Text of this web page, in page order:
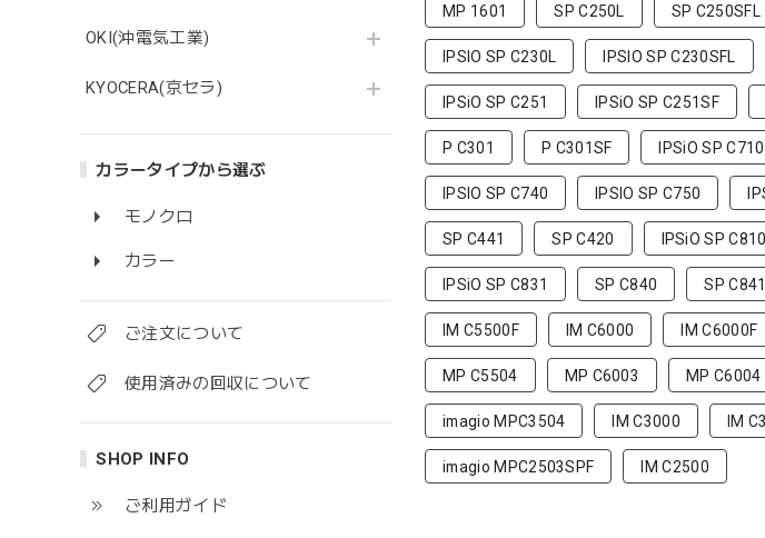
OKI(沖電気工業)
KYOCERA(京セラ)
カラータイプから選ぶ
モノクロ
カラー
ご注文について
使用済みの回収について
SHOP INFO
ご利用ガイド
MP 1601 SP C250L SP C250SFL
IPSIO SP C230L IPSIO SP C230SFL
IPSiO SP C251 IPSiO SP C251SF
P C301 P C301SF IPSiO SP C710
IPSIO SP C740 IPSIO SP C750
SP C441 SP C420 IPSiO SP C810
IPSiO SP C831 SP C840 SP C841
IM C5500F IM C6000 IM C6000F
MP C5504 MP C6003 MP C6004
imagio MPC3504 IM C3000 IM
imagio MPC2503SPF IM C2500